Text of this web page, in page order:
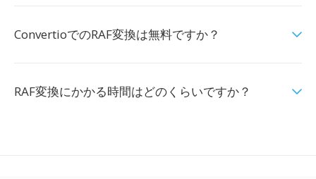
ConvertioでのRAF変換は無料ですか？
RAF変換にかかる時間はどのくらいですか？